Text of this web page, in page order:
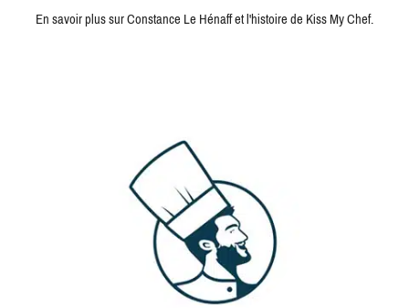
En savoir plus sur Constance Le Hénaff et l'histoire de Kiss My Chef.